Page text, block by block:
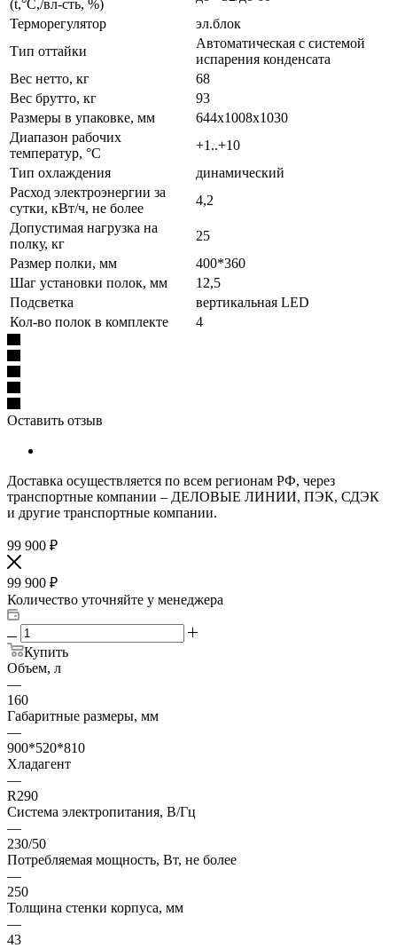
(t,°C,/вл-сть, %)
Терморегулятор
эл.блок
Тип оттайки
Автоматическая с системой
испарения конденсата
Вес нетто, кг
68
Вес брутто, кг
93
Размеры в упаковке, мм
644х1008х1030
Диапазон рабочих
температур, °C
+1..+10
Тип охлаждения
динамический
Расход электроэнергии за
сутки, кВт/ч, не более
4,2
Допустимая нагрузка на
полку, кг
25
Размер полки, мм
400*360
Шаг установки полок, мм
12,5
Подсветка
вертикальная LED
Кол-во полок в комплекте
4
Оставить отзыв
Доставка осуществляется по всем регионам РФ, через
транспортные компании – ДЕЛОВЫЕ ЛИНИИ, ПЭК, СДЭК
и другие транспортные компании.
99 900 ₽
99 900 ₽
Количество уточняйте у менеджера
Купить
Объем, л
—
160
Габаритные размеры, мм
—
900*520*810
Хладагент
—
R290
Система электропитания, В/Гц
—
230/50
Потребляемая мощность, Вт, не более
—
250
Толщина стенки корпуса, мм
—
43